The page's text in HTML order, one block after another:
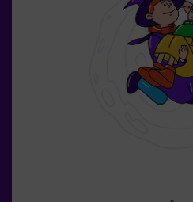
Lasers. El juego se juega en
Las gincanas son una serie
coordinadas por un monitor.